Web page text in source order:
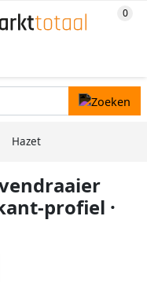
Hazet
profiel ·